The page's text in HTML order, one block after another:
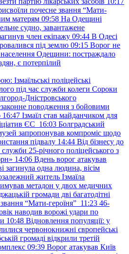
почесне звання “Мати-
матерям 09:58 На Одещині
судно, завантажене
член екіпажу 09:44 В Одесі
під землю 09:15 Ворог не
Одещини: постраждало
є потерпілий
Ізмаїльські поліцейські
під час служби колеги Сороки
Дністровського
поводження з бойовими
16:47 Ізмаїл став майданчиком для
ЄС 16:03 Болградський
запропонував компроміс щодо
підвалу 14:44 Від бізнесу до
служби 25-річного поліцейського з
14:06 Вдень ворог атакував
загинула одна людина, вісім
житель Ізмаїла
метадон у двох медичних
громади дві багатодітні
“Мати-героїня” 11:23 46-
наводив ворожі удари по
10:48 Відновлення популяції: у
червонокнижні європейські
громаді відкрили третій
09:39 Ворог атакував Київ